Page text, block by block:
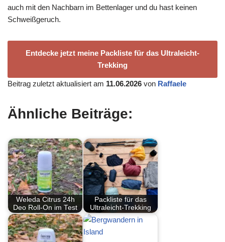
auch mit den Nachbarn im Bettenlager und du hast keinen
Schweißgeruch.
Entdecke jetzt meine Packliste für das Ultraleicht-
Trekking
Beitrag zuletzt aktualisiert am 11.06.2026 von Raffaele
Ähnliche Beiträge:
Weleda Citrus 24h
Deo Roll-On im Test
Packliste für das
Ultraleicht-Trekking